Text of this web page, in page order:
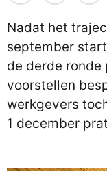
Nadat het
september
de derde ronde
voorstellen
werkgevers
1 december